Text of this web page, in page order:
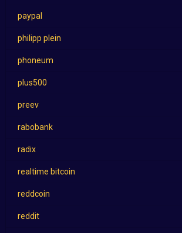
paypal
philipp plein
phoneum
plus500
preev
rabobank
radix
realtime bitcoin
reddcoin
reddit